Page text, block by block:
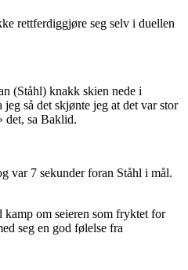
rettferdiggjøre seg selv i duellen
(Ståhl) knakk skien nede i
så det skjønte jeg at det var stor
det, sa Baklid.
var 7 sekunder foran Ståhl i mål.
om seieren som fryktet for
seg en god følelse fra